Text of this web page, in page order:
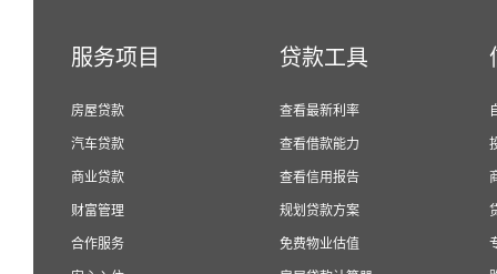
服务项目
房屋贷款
汽车贷款
商业贷款
财富管理
合作服务
贷款工具
查看最新利率
查看借款能力
查看信用报告
规划贷款方案
免费物业估值